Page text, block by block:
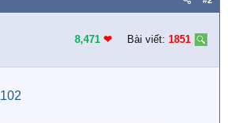
8,471 ❤︎ Bài viết: 1851